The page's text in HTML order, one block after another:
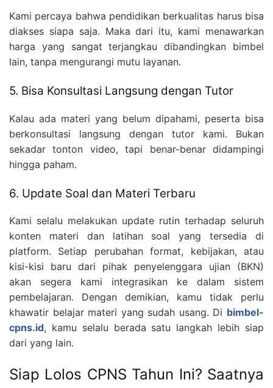
Kami percaya bahwa pendidikan berkualitas harus bisa
diakses siapa saja. Maka dari itu, kami menawarkan
harga yang sangat terjangkau dibandingkan bimbel
lain, tanpa mengurangi mutu layanan.
5. Bisa Konsultasi Langsung dengan Tutor
Kalau ada materi yang belum dipahami, peserta bisa
berkonsultasi langsung dengan tutor kami. Bukan
sekadar tonton video, tapi benar-benar didampingi
hingga paham.
6. Update Soal dan Materi Terbaru
Kami selalu melakukan update rutin terhadap seluruh
konten materi dan latihan soal yang tersedia di
platform. Setiap perubahan format, kebijakan, atau
kisi-kisi baru dari pihak penyelenggara ujian (BKN)
akan segera kami integrasikan ke dalam sistem
pembelajaran. Dengan demikian, kamu tidak perlu
khawatir belajar materi yang sudah usang. Di bimbel-
cpns.id, kamu selalu berada satu langkah lebih siap
dari yang lain.
Siap Lolos CPNS Tahun Ini? Saatnya